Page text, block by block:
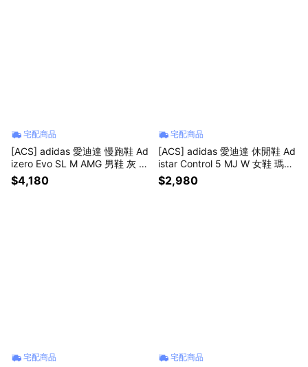
宅配商品
[ACS] adidas 愛迪達 慢跑鞋 Ad
izero Evo SL M AMG 男鞋 灰 黃
賓士 AMG F1 KI7297
$4,180
宅配商品
[ACS] adidas 愛迪達 休閒鞋 Ad
istar Control 5 MJ W 女鞋 瑪莉
珍鞋 灰 透氣 LA1822
$2,980
宅配商品 宅配商品